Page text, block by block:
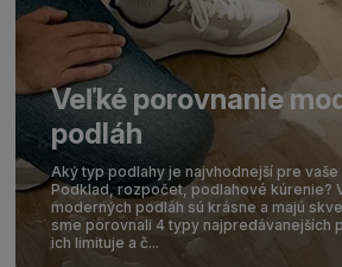
Veľké porovnanie
podláh
Aký typ podlahy je najvhodnejší pre
Podklad, rozpočet, podlahové kúrenie?
moderných podláh sú krásne a majú
sme porovnali 4 typy najpredávanejších
ich limituje a č...